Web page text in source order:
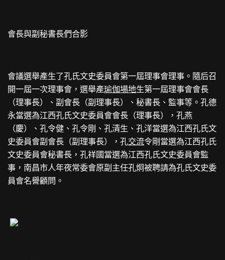
會長與副秘書長們合影
會議選舉產生了孔氏文史委員會第一屆理事會理事。隨后召
開一屆一次理事會，選舉產瑜伽場地生第一屆理事會會長
（理事長）、副會長（副理事長）、秘書長、監事等。孔德
永當選為江西孔氏文史委員會會長（理事長），孔燕
（慶）、孔令健、孔令剛、孔清生、孔洋當選為江西孔氏文
史委員會副會長（副理事長），孔交流令剛當選為江西孔氏
文史委員會秘書長，孔祥國當選為江西孔氏文史委員會監
事，南昌市人年夜常委會原副主任孔炯被聘請為孔氏文史委
員會名譽顧問。